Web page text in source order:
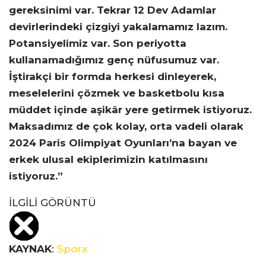
gereksinimi var. Tekrar 12 Dev Adamlar
devirlerindeki çizgiyi yakalamamız lazım.
Potansiyelimiz var. Son periyotta
kullanamadığımız genç nüfusumuz var.
İştirakçi bir formda herkesi dinleyerek,
meselelerini çözmek ve basketbolu kısa
müddet içinde aşikâr yere getirmek istiyoruz.
Maksadımız de çok kolay, orta vadeli olarak
2024 Paris Olimpiyat Oyunları’na bayan ve
erkek ulusal ekiplerimizin katılmasını
istiyoruz.”
İLGİLİ GÖRÜNTÜ
KAYNAK: Sporx